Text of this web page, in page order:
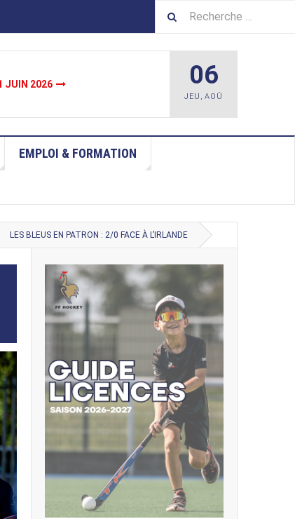
06
JEU ,AOÛ
EMPLOI & FORMATION
LES BLEUS EN PATRON : 2/0 FACE À L’IRLANDE